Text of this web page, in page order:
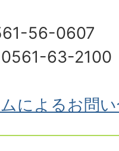
56-0607
63-2100
によるお問